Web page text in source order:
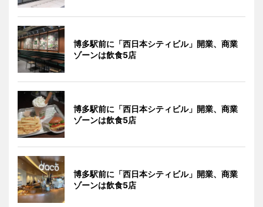
博多駅前に「西日本シティビル」開業、商業
ゾーンは飲食5店
博多駅前に「西日本シティビル」開業、商業
ゾーンは飲食5店
博多駅前に「西日本シティビル」開業、商業
ゾーンは飲食5店